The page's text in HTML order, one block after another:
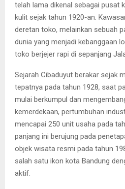
telah lama dikenal sebagai pusat
kulit sejak tahun 1920-an.
deretan toko, melainkan sebuah
dunia yang menjadi kebanggaan
toko berjejer rapi di sepanjang
Sejarah Cibaduyut berakar sejak
tepatnya pada tahun 1928, saat
mulai berkumpul dan
kemerdekaan, pertumbuhan
mencapai 250 unit usaha pada
panjang ini berujung pada
objek wisata resmi pada tahun
salah satu ikon kota Bandung
aktif.